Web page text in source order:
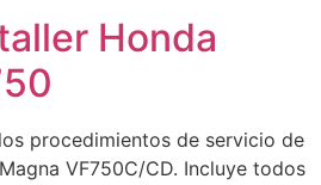
Honda
procedimientos de servicio de
Magna VF750C/CD. Incluye todos